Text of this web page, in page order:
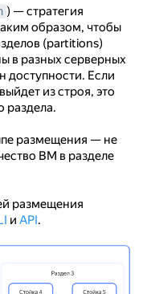
) — стратегия
образом, чтобы
(partitions)
в разных серверных
доступности. Если
из строя, это
раздела.
размещения — не
ВМ в разделе
размещения
и API.